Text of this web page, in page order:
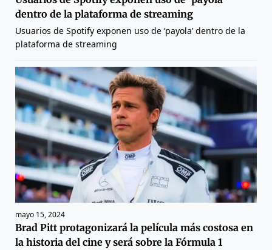
dentro de la plataforma de streaming
Usuarios de Spotify exponen uso de ‘payola’ dentro de la
plataforma de streaming
mayo 15, 2024
Brad Pitt protagonizará la película más costosa en
la historia del cine y será sobre la Fórmula 1